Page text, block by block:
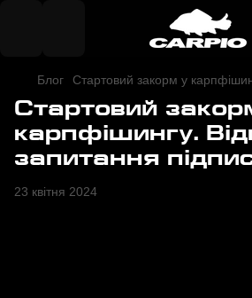
Блог Стартовий закорм у
Стартовий
карпфішингу.
запитання
23 квітня 2024